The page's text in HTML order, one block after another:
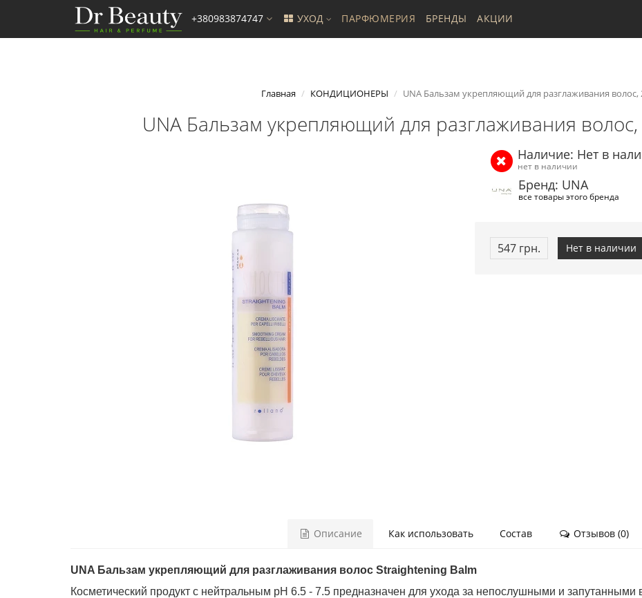
+380983874747 УХОД ПАРФЮМЕРИЯ БРЕНДЫ АКЦИИ
Главная КОНДИЦИОНЕРЫ UNA Бальзам укрепляющий для разглаживания волос,
UNA Бальзам укрепляющий для разглаживания
Наличие: Нет в
нет в наличии
Бренд: UNA
все товары этого бренда
547 грн. Нет в наличии
Описание Как использовать Состав Отзывов (0)
UNA Бальзам укрепляющий для разглаживания волос Straightening Balm
Косметический продукт с нейтральным рH 6.5 - 7.5 предназначен для ухода за непослушными и